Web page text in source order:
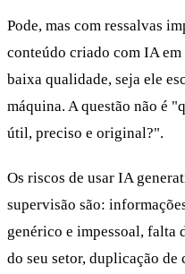
Pode, mas com ressalvas
conteúdo criado com IA
baixa qualidade, seja ele
máquina. A questão não é
útil, preciso e original?".
Os riscos de usar IA
supervisão são:
genérico e impessoal, falta
do seu setor, duplicação